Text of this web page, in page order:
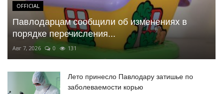
OFFICIAL
Павлодарцам сообщили об изменениях в
порядке перечисления...
Авг 7, 2026 0 131
Лето принесло Павлодару затишье по
заболеваемости корью